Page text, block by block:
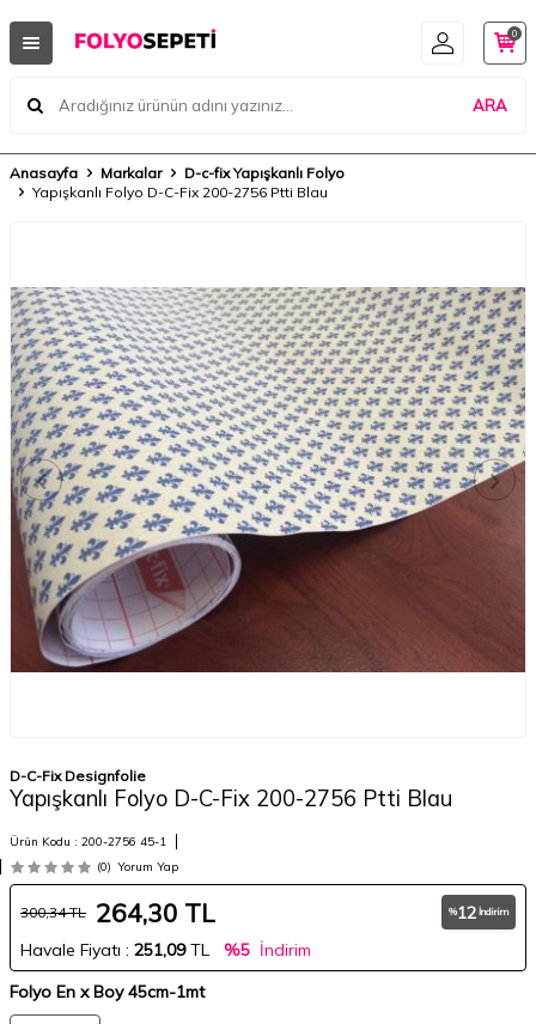
ARA
0
Anasayfa Markalar
D-c-fix Yapışkanlı Folyo
Yapışkanlı Folyo D-C-Fix 200-2756 Ptti Blau
D-C-Fix Designfolie
Yapışkanlı Folyo D-C-Fix 200-2756 Ptti Blau
Ürün Kodu : 200-2756 45-1
(0) Yorum Yap
300,34TL 264,30 TL %12 İndirim
Havale Fiyatı : 251,09TL %5 İndirim
Folyo En x Boy45cm-1mt